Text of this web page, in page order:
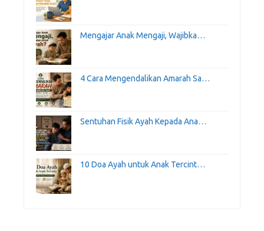
Mengajar Anak Mengaji, Wajibka…
4 Cara Mengendalikan Amarah Sa…
Sentuhan Fisik Ayah Kepada Ana…
10 Doa Ayah untuk Anak Tercint…